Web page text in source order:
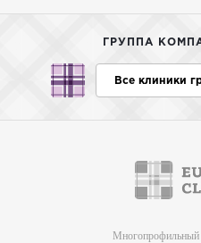
ГРУППА
Все клиники
Многопрофильный